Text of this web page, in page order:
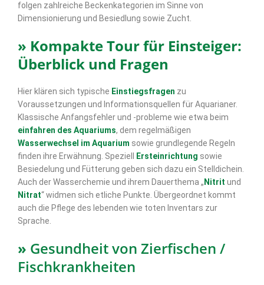
folgen zahlreiche Beckenkategorien im Sinne von
Dimensionierung und Besiedlung sowie Zucht.
» Kompakte Tour für Einsteiger:
Überblick und Fragen
Hier klären sich typische Einstiegsfragen zu
Voraussetzungen und Informationsquellen für Aquarianer.
Klassische Anfangsfehler und -probleme wie etwa beim
einfahren des Aquariums, dem regelmäßigen
Wasserwechsel im Aquarium sowie grundlegende Regeln
finden ihre Erwähnung. Speziell
Ersteinrichtung sowie
Besiedelung und Fütterung geben sich dazu ein Stelldichein.
Auch der Wasserchemie und ihrem Dauerthema „ Nitrit und
Nitrat“ widmen sich etliche Punkte. Übergeordnet kommt
auch die Pflege des lebenden wie toten Inventars zur
Sprache.
» Gesundheit von Zierfischen /
Fischkrankheiten